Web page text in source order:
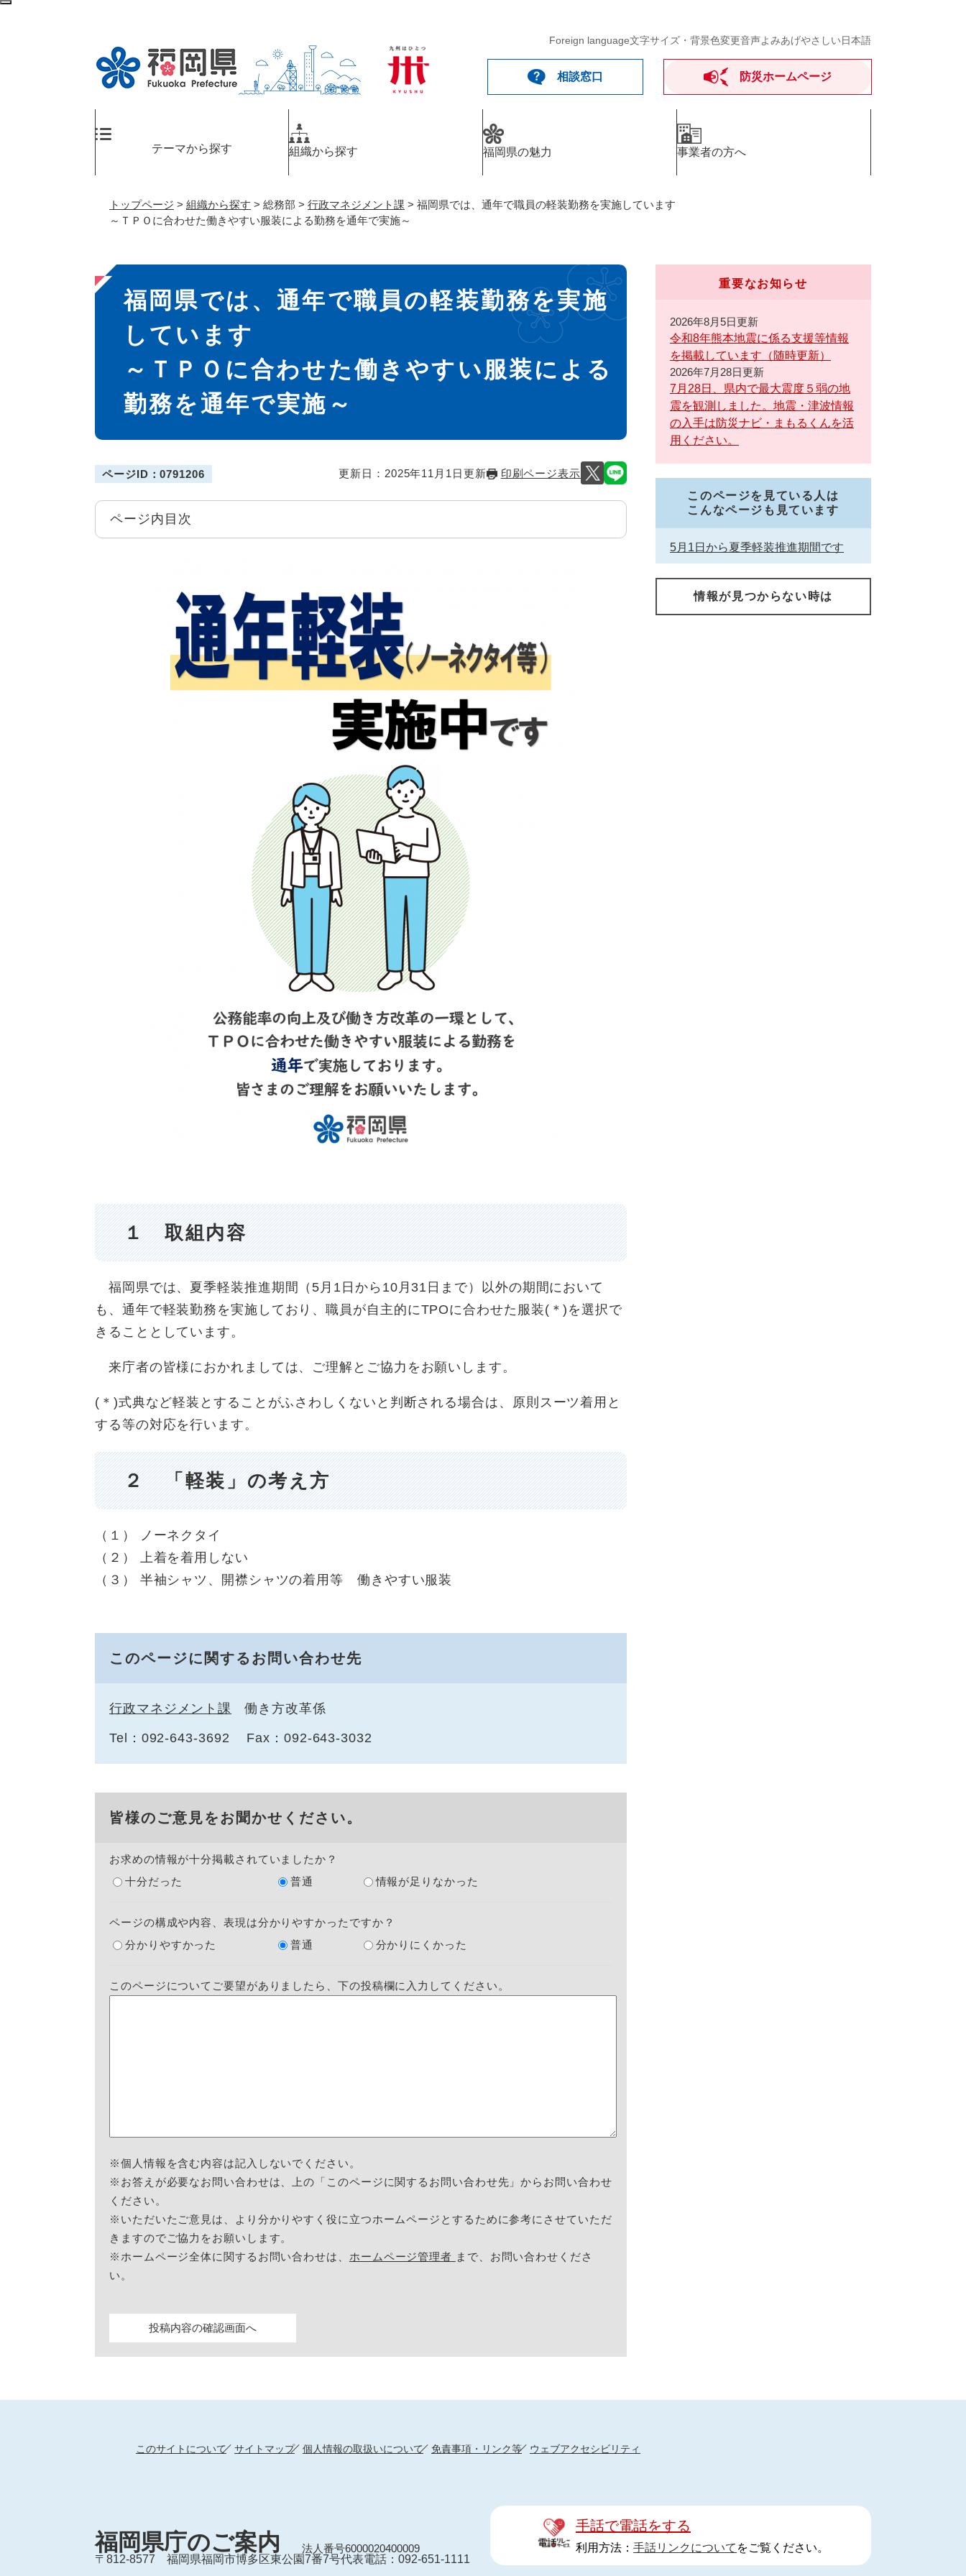
ペ
Foreign language文字サイズ・背景色変更音声よみあげやさしい日本語
相談窓口 防災ホームページ
テーマから探す 組織から探す 福岡県の魅力 事業者の方へ
トップページ > 組織から探す > 総務部 > 行政マネジメント課 > 福岡県では、通年で職員の軽装勤務を実施しています
～ＴＰＯに合わせた働きやすい服装による勤務を通年で実施～
本
文
福岡県では、通年で職員の軽装勤務を実施
しています
～ＴＰＯに合わせた働きやすい服装による
勤務を通年で実施～
ページID：0791206 更新日：2025年11月1日更新 印刷ページ表示
ページ内目次
１ 取組内容
福岡県では、夏季軽装推進期間（5月1日から10月31日まで）以外の期間において
も、通年で軽装勤務を実施しており、職員が自主的にTPOに合わせた服装(＊)を選択で
きることとしています。
来庁者の皆様におかれましては、ご理解とご協力をお願いします。
​(＊)式典など軽装とすることがふさわしくないと判断される場合は、原則スーツ着用と
する等の対応を行います。
２ 「軽装」の考え方
​（１） ノーネクタイ
（２） 上着を着用しない
（３） 半袖シャツ、開襟シャツの着用等 働きやすい服装
このページに関するお問い合わせ先
行政マネジメント課 働き方改革係
Tel：092-643-3692 Fax：092-643-3032
皆様のご意見をお聞かせください。
お求めの情報が十分掲載されていましたか？
十分だった
普通 情報が足りなかった
ページの構成や内容、表現は分かりやすかったですか？
分かりやすかった
普通 分かりにくかった
このページについてご要望がありましたら、下の投稿欄に入力してください。
※個人情報を含む内容は記入しないでください。
※お答えが必要なお問い合わせは、上の「このページに関するお問い合わせ先」からお問い合わせ
ください。
※いただいたご意見は、より分かりやすく役に立つホームページとするために参考にさせていただ
きますのでご協力をお願いします。
※ホームページ全体に関するお問い合わせは、 ホームページ管理者 まで、お問い合わせくださ
い。
重要なお知らせ
2026年8月5日更新
令和8年熊本地震に係る支援等情報
を掲載しています（随時更新）
2026年7月28日更新
7月28日、県内で最大震度５弱の地
震を観測しました。地震・津波情報
の入手は防災ナビ・まもるくんを活
用ください。
このページを見ている人は
こんなページも見ています
5月1日から夏季軽装推進期間です
情報が見つからない時は
このサイトについて サイトマップ 個人情報の取扱いについて 免責事項・リンク等 ウェブアクセシビリティ
福岡県庁のご案内
法人番号6000020400009
〒812-8577
福岡県福岡市博多区東公園7番7号代表電話：092-651-1111
手話で電話をする
利用方法： 手話リンクについて をご覧ください。